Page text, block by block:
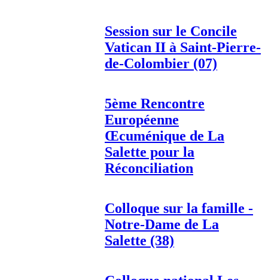
Session sur le Concile
Vatican II à Saint-Pierre-
de-Colombier (07)
5ème Rencontre
Européenne
Œcuménique de La
Salette pour la
Réconciliation
Colloque sur la famille -
Notre-Dame de La
Salette (38)